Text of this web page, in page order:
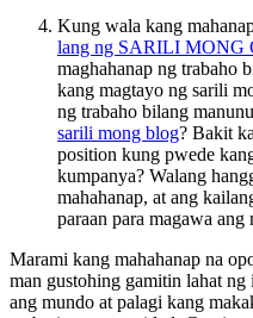
Kung wala kang
lang ng SARILI MONG
maghahanap ng trabaho
kang magtayo ng sarili
ng trabaho bilang
sarili mong blog? Bakit
position kung pwede
kumpanya? Walang
mahahanap, at ang
paraan para magawa ang
Marami kang mahahanap na
man gustohing gamitin lahat ng
ang mundo at palagi kang